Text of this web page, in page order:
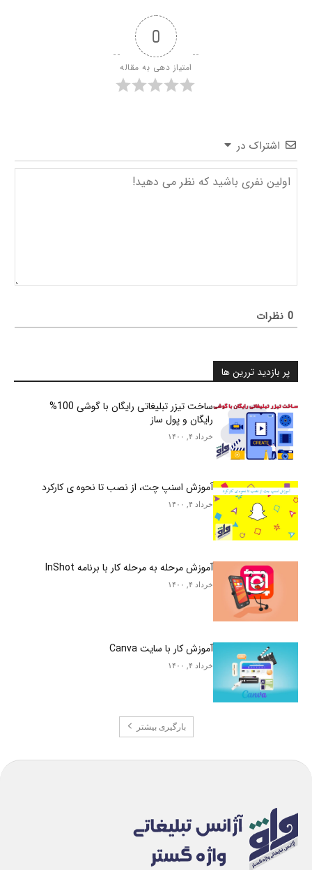
0
امتیاز دهی به مقاله
اشتراک در
0 نظرات
پر بازدید تررین ها
ساخت تیزر تبلیغاتی رایگان با گوشی 100%
رایگان و پول ساز
خرداد ۴, ۱۴۰۰
آموزش اسنپ چت، از نصب تا نحوه ی کارکرد
خرداد ۴, ۱۴۰۰
آموزش مرحله به مرحله کار با برنامه InShot
خرداد ۴, ۱۴۰۰
آموزش کار با سایت Canva
خرداد ۴, ۱۴۰۰
بارگیری بیشتر